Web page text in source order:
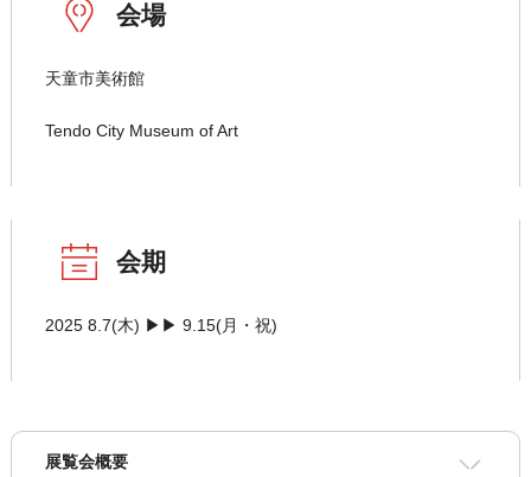
会場
天童市美術館
Tendo City Museum of Art
会期
2025 8.7(木) ▶▶ 9.15(月・祝)
展覧会概要